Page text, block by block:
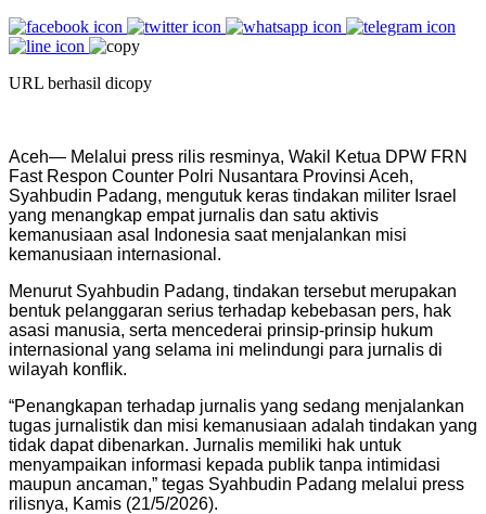
URL berhasil dicopy
Aceh— Melalui press rilis resminya, Wakil Ketua DPW FRN
Fast Respon Counter Polri Nusantara Provinsi Aceh,
Syahbudin Padang, mengutuk keras tindakan militer Israel
yang menangkap empat jurnalis dan satu aktivis
kemanusiaan asal Indonesia saat menjalankan misi
kemanusiaan internasional.
Menurut Syahbudin Padang, tindakan tersebut merupakan
bentuk pelanggaran serius terhadap kebebasan pers, hak
asasi manusia, serta mencederai prinsip-prinsip hukum
internasional yang selama ini melindungi para jurnalis di
wilayah konflik.
“Penangkapan terhadap jurnalis yang sedang menjalankan
tugas jurnalistik dan misi kemanusiaan adalah tindakan yang
tidak dapat dibenarkan. Jurnalis memiliki hak untuk
menyampaikan informasi kepada publik tanpa intimidasi
maupun ancaman,” tegas Syahbudin Padang melalui press
rilisnya, Kamis (21/5/2026).